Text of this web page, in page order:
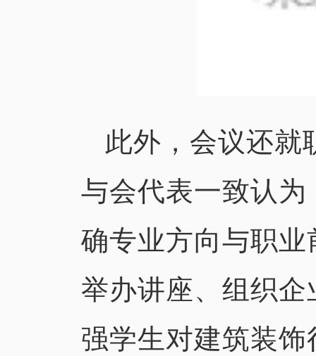
此外，会议还就
与会代表一致认
确专业方向与职
举办讲座、组织
强学生对建筑装